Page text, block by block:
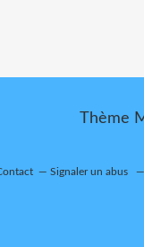
Thème
Signaler un abus